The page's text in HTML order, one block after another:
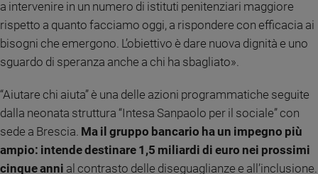
Riflessioni
Foto
Video
Podcast
Privacy
a intervenire in un numero di istituti penitenziari maggiore
rispetto a quanto facciamo oggi, a rispondere con efficacia ai
bisogni che emergono. L’obiettivo è dare nuova dignità e uno
sguardo di speranza anche a chi ha sbagliato».
“Aiutare chi aiuta” è una delle azioni programmatiche seguite
dalla neonata struttura “Intesa Sanpaolo per il sociale” con
sede a Brescia. Ma il gruppo bancario ha un impegno più
ampio: intende destinare 1,5 miliardi di euro nei prossimi
cinque anni al contrasto delle diseguaglianze e all’inclusione.